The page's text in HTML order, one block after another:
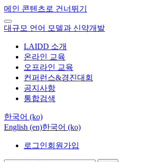
메인 콘텐츠로 건너뛰기
대규모 언어 모델과 신약개발
LAIDD 소개
온라인 교육
오프라인 교육
컨퍼런스&경진대회
공지사항
통합검색
한국어 ‎(ko)‎
English ‎(en)‎한국어 ‎(ko)‎
로그인회원가입